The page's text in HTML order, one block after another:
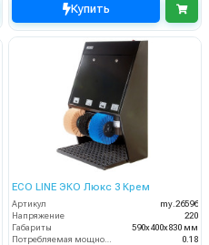
Купить
ECO LINE ЭКО Люкс 3 Крем
Артикул
my.26596
Напряжение
220
Габариты
590х400х830 мм
0.18